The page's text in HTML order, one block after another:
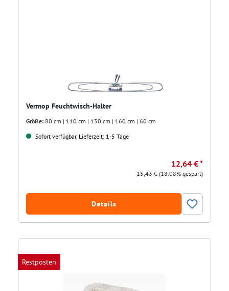
Vermop Feuchtwisch-Halter
Größe: 80 cm | 110 cm | 130 cm | 160 cm | 60 cm
Sofort verfügbar, Lieferzeit: 1-5 Tage
12,64 € *
15,43 €(18.08% gespart)
Details
Restposten